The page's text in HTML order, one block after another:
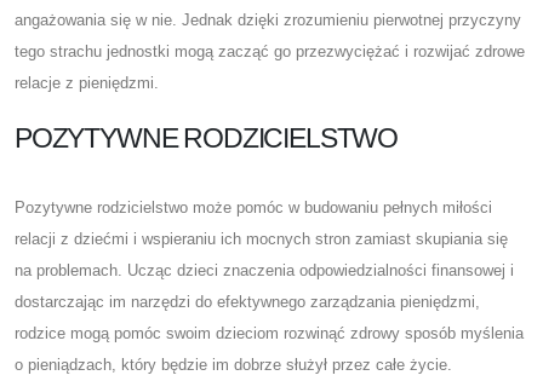
angażowania się w nie. Jednak dzięki zrozumieniu pierwotnej przyczyny
tego strachu jednostki mogą zacząć go przezwyciężać i rozwijać zdrowe
relacje z pieniędzmi.
POZYTYWNE RODZICIELSTWO
Pozytywne rodzicielstwo może pomóc w budowaniu pełnych miłości
relacji z dziećmi i wspieraniu ich mocnych stron zamiast skupiania się
na problemach. Ucząc dzieci znaczenia odpowiedzialności finansowej i
dostarczając im narzędzi do efektywnego zarządzania pieniędzmi,
rodzice mogą pomóc swoim dzieciom rozwinąć zdrowy sposób myślenia
o pieniądzach, który będzie im dobrze służył przez całe życie.